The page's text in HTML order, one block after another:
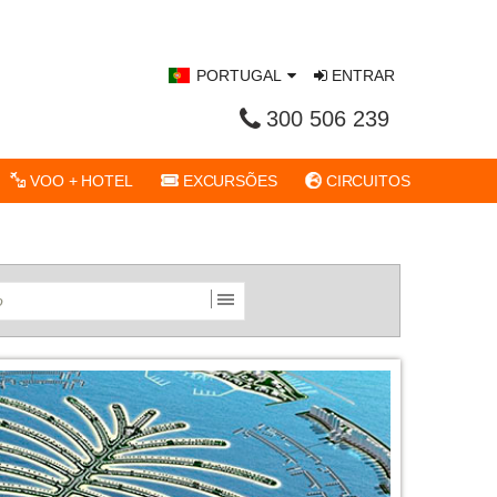
PORTUGAL
300 506 239
ENTRAR
VOO + HOTEL EXCURSÕES CIRCUITOS